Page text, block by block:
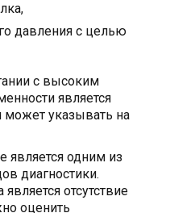
давления с целью
с высоким
является
указывать на
является одним из
диагностики.
отсутствие
оценить